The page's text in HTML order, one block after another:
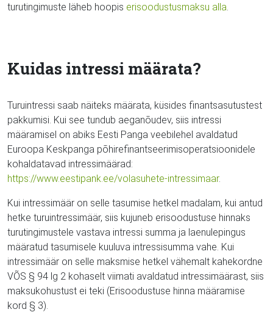
turutingimuste läheb hoopis erisoodustusmaksu alla
Kuidas intressi määrata?
Turuintressi saab näiteks määrata, küsides finantsasutustest
pakkumisi. Kui see tundub aeganõudev, siis intressi
määramisel on abiks Eesti Panga veebilehel avaldatud
Euroopa Keskpanga põhirefinantseerimisoperatsioonidele
kohaldatavad intressimäärad:
https://www.eestipank.ee/volasuhete-intressimaar.
Kui intressimäär on selle tasumise hetkel madalam, kui antud
hetke turuintressimäär, siis kujuneb erisoodustuse hinnaks
turutingimustele vastava intressi summa ja laenulepingus
määratud tasumisele kuuluva intressisumma vahe. Kui
intressimäär on selle maksmise hetkel vähemalt kahekordne
VÕS § 94 lg 2 kohaselt viimati avaldatud intressimäärast, siis
maksukohustust ei teki (Erisoodustuse hinna määramise
kord § 3).